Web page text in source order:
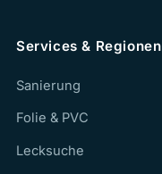
Services & Regionen
Sanierung
Folie & PVC
Lecksuche